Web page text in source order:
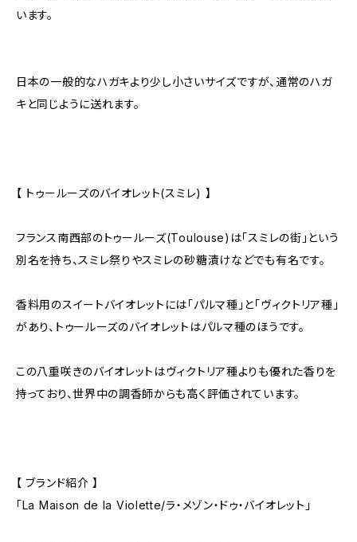
います。
日本の一般的なハガキより少し小さいサイズですが、通常のハガ
キと同じように送れます。
【 トゥールーズのバイオレット(スミレ) 】
フランス南西部のトゥールーズ(Toulouse)は「スミレの街」という
別名を持ち、スミレ祭りやスミレの砂糖漬けなどでも有名です。
香料用のスイートバイオレットには「パルマ種」と「ヴィクトリア種」
があり、トゥールーズのバイオレットはパルマ種のほうです。
この八重咲きのバイオレットはヴィクトリア種よりも優れた香りを
持っており、世界中の調香師からも高く評価されています。
【 ブランド紹介 】
「La Maison de la Violette/ラ・メゾン・ドゥ・バイオレット」